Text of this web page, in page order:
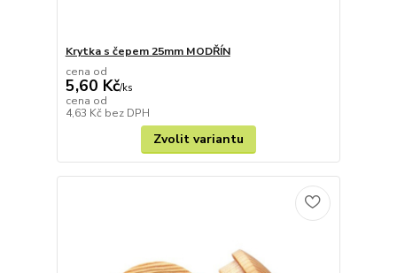
Krytka s čepem 25mm MODŘÍN
cena od
5,60 Kč/ks
cena od
4,63 Kč bez DPH
Zvolit variantu